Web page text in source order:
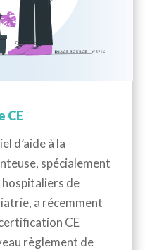
CE
d’aide à la
spécialement
hospitaliers de
a récemment
CE
règlement de